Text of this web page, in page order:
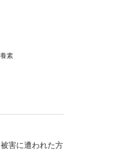
素
害に遭われた方